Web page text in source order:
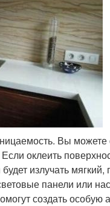
Вы
оклеить
излучать мягкий,
панели или
создать особую